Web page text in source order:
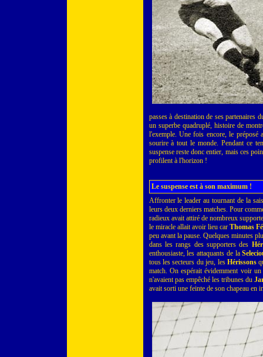
passes à destination de ses partenaires
un superbe quadruplé, histoire de
l'exemple. Une fois encore, le
sourire à tout le monde. Pendant ce
suspense reste donc entier, mais ces
profilent à l'horizon !
Le suspense est à son maximum !
Affronter le leader au tournant de la
leurs deux derniers matches. Pour
radieux avait attiré de nombreux
le miracle allait avoir lieu car Thomas
peu avant la pause. Quelques minutes
dans les rangs des supporters des
enthousiaste, les attaquants de la
tous les secteurs du jeu, les Hérissons
match. On espérait évidemment voir
n'avaient pas empêché les tribunes du
avait sorti une feinte de son chapeau en